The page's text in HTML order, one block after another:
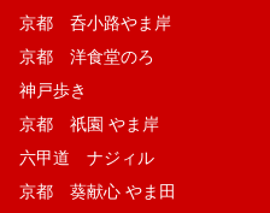
京都 呑小路やま岸
京都 洋食堂のろ
神戸歩き
京都 祇園 やま岸
六甲道 ナジィル
京都 葵献心 やま田